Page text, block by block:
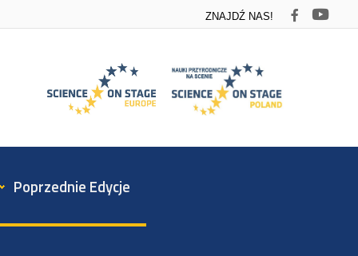
ZNAJDŹ NAS!
Poprzednie Edycje